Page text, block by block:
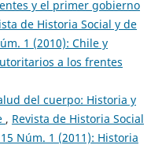
y el primer gobierno
de Historia Social y de
1 (2010): Chile y
a los frentes
del cuerpo: Historia y
, Revista de Historia Social
Núm. 1 (2011): Historia